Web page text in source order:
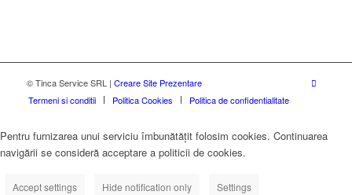
© Tinca Service SRL | Creare Site Prezentare
Termeni si conditii
Politica Cookies Politica de confidentialitate
Pentru furnizarea unui serviciu îmbunătățit folosim cookies. Continuarea
navigării se consideră acceptare a politicii de cookies.
Accept settings Hide notification only Settings